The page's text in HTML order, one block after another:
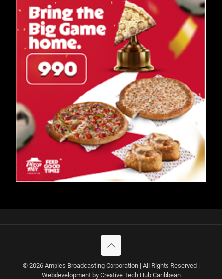
© 2026 Ampies Broadcasting Corporation | All Rights Reserved |
Webdevelopment by Creative Tech Hub Caribbean